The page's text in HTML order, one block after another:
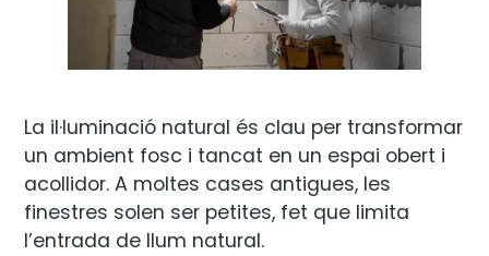
La il·luminació natural és clau per transformar
un ambient fosc i tancat en un espai obert i
acollidor. A moltes cases antigues, les
finestres solen ser petites, fet que limita
l’entrada de llum natural.